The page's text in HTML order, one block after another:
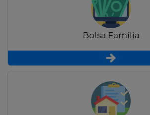
Bolsa Família